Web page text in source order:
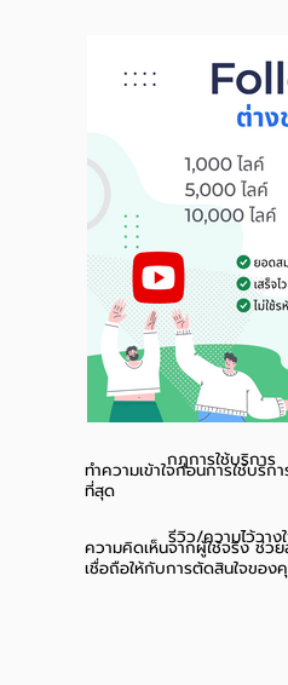
ทำความเข้าใจก่อนการใช้บริ
ที่สุด
กฎการใช้บริการ
ความคิดเห็นจากผู้ใช้จริง ช่วย
เชื่อถือให้กับการตัดสินใจขอ
รีวิว/ความไว้วาง